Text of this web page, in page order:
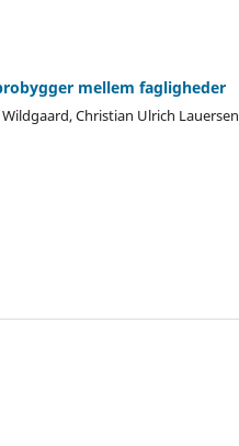
mellem fagligheder
Christian Ulrich Lauersen